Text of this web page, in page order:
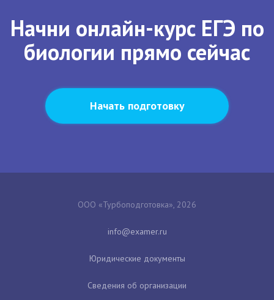
Начни онлайн-курс ЕГЭ по
биологии прямо сейчас
Начать подготовку
ООО «Турбоподготовка», 2026
Юридические документы
Сведения об организации